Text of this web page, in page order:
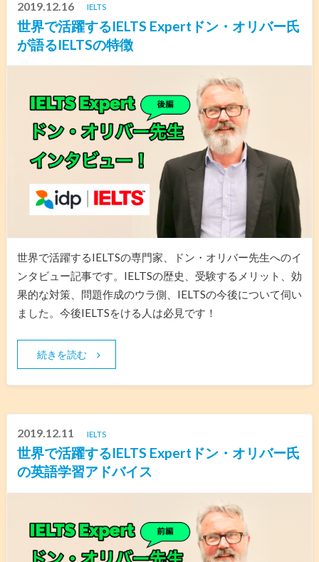
2019.12.16 IELTS
世界で活躍するIELTS Expertドン・オリバー氏
が語るIELTSの特徴
世界で活躍するIELTSの専門家、ドン・オリバー先生へのイ
ンタビュー記事です。IELTSの歴史、受験するメリット、効
果的な対策、問題作成のウラ側、IELTSの今後について伺い
ました。今後IELTSをける人は必見です！
続きを読む
2019.12.11 IELTS
世界で活躍するIELTS Expertドン・オリバー氏
の英語学習アドバイス